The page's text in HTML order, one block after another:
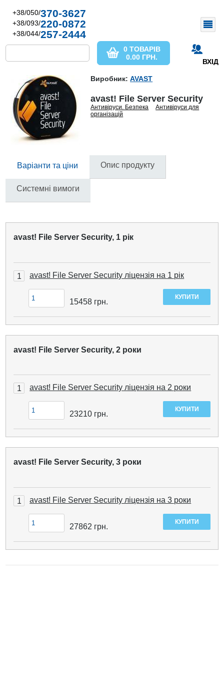
+38/050/370-3627
+38/093/220-0872
+38/044/257-2444
ВХІД
0 ТОВАРІВ
0.00 ГРН.
Виробник:AVAST
avast! File Server Security
Антивіруси. Безпека
Антивіруси для
організацій
Варіанти та ціни Опис продукту
Системні вимоги
avast! File Server Security, 1 рік
1 avast! File Server Security ліцензія на 1 рік
15458 грн.
avast! File Server Security, 2 роки
1 avast! File Server Security ліцензія на 2 роки
23210 грн.
avast! File Server Security, 3 роки
1 avast! File Server Security ліцензія на 3 роки
27862 грн.